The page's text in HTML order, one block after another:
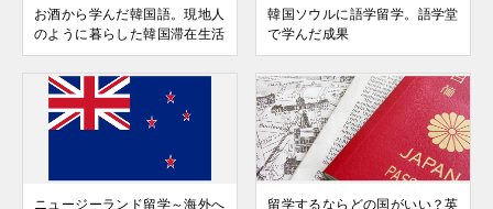
お酒から学んだ韓国語。現地人
のように暮らした韓国滞在生活
韓国ソウルに語学留学。語学堂
で学んだ成果
ニュージーランド留学～海外へ
留学するならどの国がいい？英